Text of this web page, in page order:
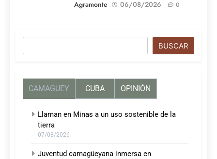
Agramonte
06/08/2026 0
BUSCAR
CAMAGUEY CUBA OPINIÓN
Llaman en Minas a un uso sostenible de la
tierra
07/08/2026
Juventud camagüeyana inmersa en